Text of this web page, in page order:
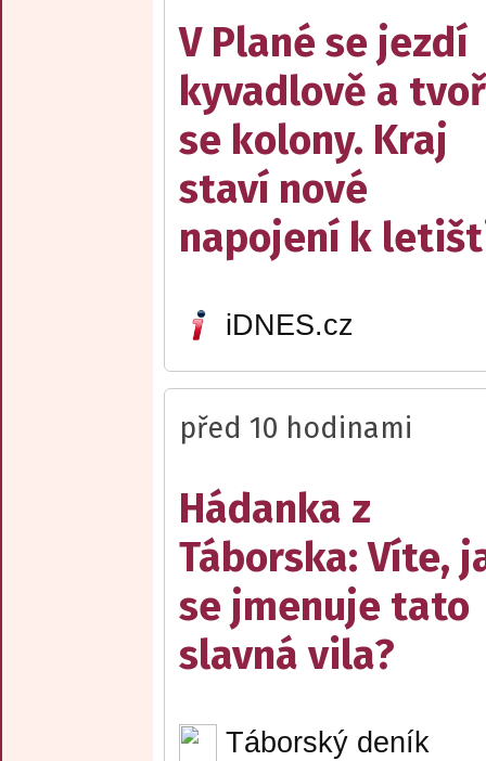
V Plané se jezdí
kyvadlově a
se kolony. Kraj
staví nové
napojení k
iDNES.cz
před 10 hodinami
Hádanka z
Táborska: Víte,
se jmenuje tato
slavná vila?
Táborský deník